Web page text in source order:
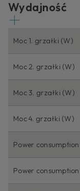
Wydajność
Moc 1. grzałki (W)
Moc 2. grzałki (W)
Moc 3. grzałki (W)
Moc 4. grzałki (W)
Power
Power